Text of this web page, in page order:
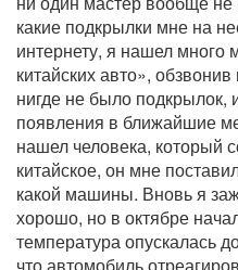
какие подкрылки мне на
интернету, я нашел много
китайских авто»,
нигде не было подкрылок,
появления в ближайшие
нашел человека, который
китайское, он мне
какой машины. Вновь я
хорошо, но в октябре
температура опускалась
что автомобиль